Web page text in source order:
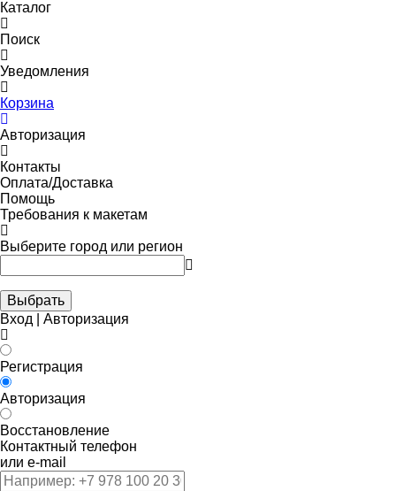
Каталог
Поиск
Уведомления
Корзина
Авторизация
Контакты
Оплата/Доставка
Помощь
Требования к макетам
Выберите город или регион
Выбрать
Вход | Авторизация
Регистрация
Авторизация
Восстановление
Контактный телефон
или e-mail